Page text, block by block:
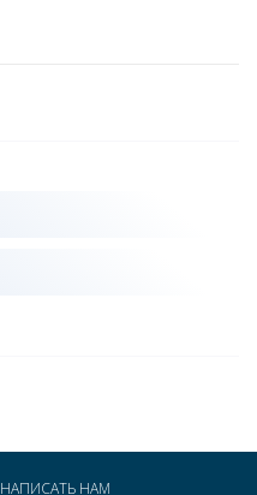
НАПИСАТЬ НАМ